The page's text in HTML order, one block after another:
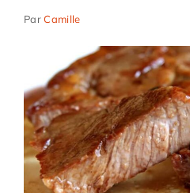
ParCamille